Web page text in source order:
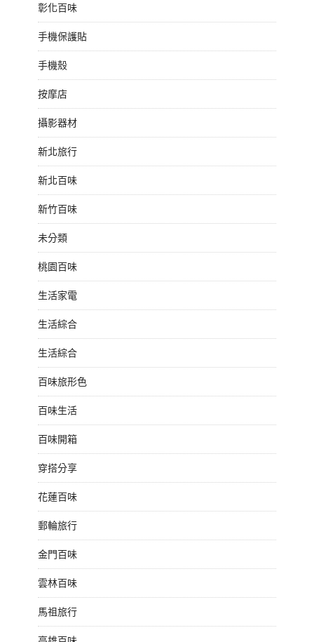
彰化百味
手機保護貼
手機殼
按摩店
攝影器材
新北旅行
新北百味
新竹百味
未分類
桃園百味
生活家電
生活綜合
生活綜合
百味旅形色
百味生活
百味開箱
穿搭分享
花蓮百味
郵輪旅行
金門百味
雲林百味
馬祖旅行